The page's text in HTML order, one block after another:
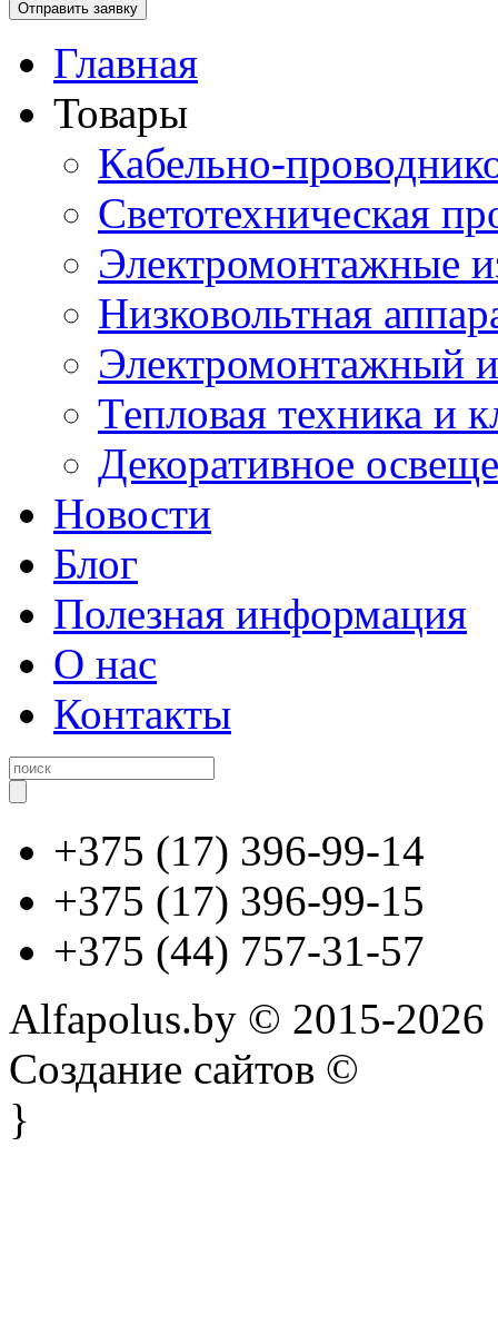
Главная
Товары
Кабельно-
Светотехническая
Электромонтажные
Низковольтная
Электромонтажный
Тепловая техника и
Декоративное
Новости
Блог
Полезная информация
О нас
Контакты
+375 (17) 396-99-14
+375 (17) 396-99-15
+375 (44) 757-31-57
Alfapolus.by © 2015-2026
Создание сайтов ©
}